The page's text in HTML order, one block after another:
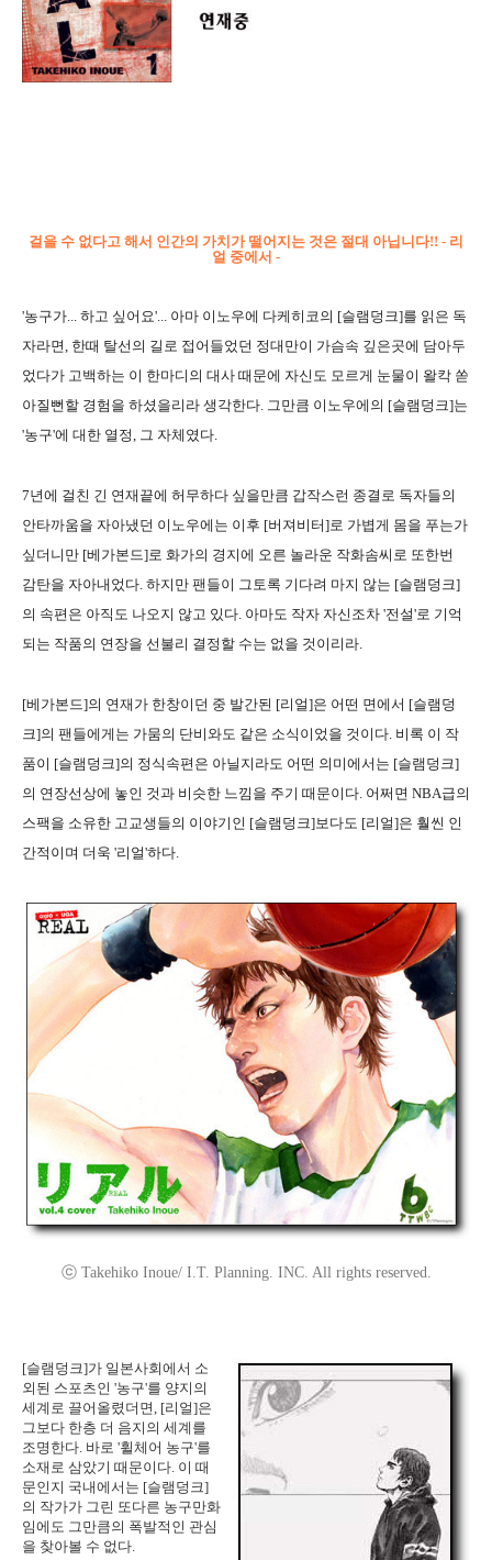
걸을 수 없다고 해서 인간의 가치가 떨어지는 것은 절대 아닙니다!! - 리
얼 중에서 -
'농구가... 하고 싶어요'... 아마 이노우에 다케히코의 [슬램덩크]를 읽은 독
자라면, 한때 탈선의 길로 접어들었던 정대만이 가슴속 깊은곳에 담아두
었다가 고백하는 이 한마디의 대사 때문에 자신도 모르게 눈물이 왈칵 쏟
아질뻔할 경험을 하셨을리라 생각한다. 그만큼 이노우에의 [슬램덩크]는
'농구'에 대한 열정, 그 자체였다.
7년에 걸친 긴 연재끝에 허무하다 싶을만큼 갑작스런 종결로 독자들의
안타까움을 자아냈던 이노우에는 이후 [버져비터]로 가볍게 몸을 푸는가
싶더니만 [베가본드]로 화가의 경지에 오른 놀라운 작화솜씨로 또한번
감탄을 자아내었다. 하지만 팬들이 그토록 기다려 마지 않는 [슬램덩크]
의 속편은 아직도 나오지 않고 있다. 아마도 작자 자신조차 '전설'로 기억
되는 작품의 연장을 선불리 결정할 수는 없을 것이리라.
[베가본드]의 연재가 한창이던 중 발간된 [리얼]은 어떤 면에서 [슬램덩
크]의 팬들에게는 가뭄의 단비와도 같은 소식이었을 것이다. 비록 이 작
품이 [슬램덩크]의 정식속편은 아닐지라도 어떤 의미에서는 [슬램덩크]
의 연장선상에 놓인 것과 비슷한 느낌을 주기 때문이다. 어쩌면 NBA급의
스팩을 소유한 고교생들의 이야기인 [슬램덩크]보다도 [리얼]은 훨씬 인
간적이며 더욱 '리얼'하다.
ⓒ Takehiko Inoue/ I.T. Planning. INC. All rights reserved.
[슬램덩크]가 일본사회에서 소
외된 스포츠인 '농구'를 양지의
세계로 끌어올렸더면, [리얼]은
그보다 한층 더 음지의 세계를
조명한다. 바로 '휠체어 농구'를
소재로 삼았기 때문이다. 이 때
문인지 국내에서는 [슬램덩크]
의 작가가 그린 또다른 농구만화
임에도 그만큼의 폭발적인 관심
을 찾아볼 수 없다.